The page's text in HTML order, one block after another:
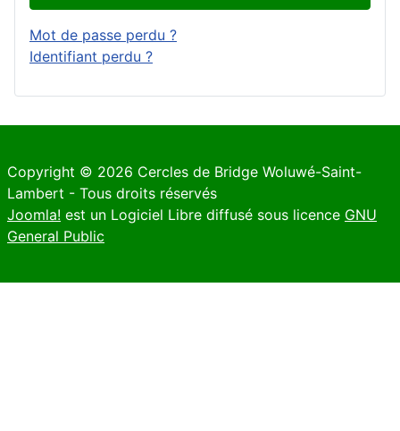
Mot de passe perdu ?
Identifiant perdu ?
Copyright © 2026 Cercles de Bridge Woluwé-Saint-
Lambert - Tous droits réservés
Joomla! est un Logiciel Libre diffusé sous licence GNU
General Public